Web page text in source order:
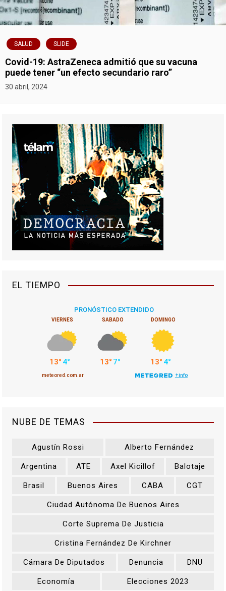
SALUD SLIDE
Covid-19: AstraZeneca admitió que su vacuna
puede tener “un efecto secundario raro”
30 abril, 2024
EL TIEMPO
NUBE DE TEMAS
Agustín Rossi Alberto Fernández
Argentina ATE Axel Kicillof Balotaje
Brasil Buenos Aires CABA CGT
Ciudad Autónoma De Buenos Aires
Corte Suprema De Justicia
Cristina Fernández De Kirchner
Cámara De Diputados Denuncia DNU
Economía Elecciones 2023